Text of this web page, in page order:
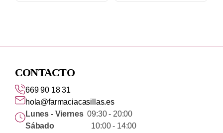
CONTACTO
669 90 18 31
hola@farmaciacasillas.es
Lunes - Viernes09:30 - 20:00
Sábado10:00 - 14:00